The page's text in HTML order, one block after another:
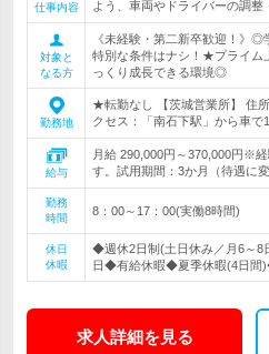
仕事内容 よう、車両やドライバーの調整
対象と
なる方
《未経験・第二新卒歓迎！》
特別な条件はナシ！★プライム
っくり成長できる環境◎
勤務地
★転勤なし 【茨城営業所】 住
クセス：「南石下駅」から車で
給与
月給 290,000円～370,000円※
す。試用期間：3か月（待遇に変
勤務
時間
8：00～17：00(実働8時間)
休日
休暇
◆週休2日制(土日休み／月6～
日◆有給休暇◆夏季休暇(4日間
求人詳細を見る